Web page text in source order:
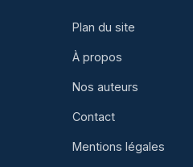
Plan du site
À propos
Nos auteurs
Contact
Mentions légales